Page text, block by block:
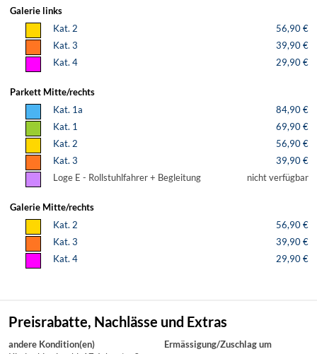
Galerie links
Kat. 2
56,90 €
Kat. 3
39,90 €
Kat. 4
29,90 €
Parkett Mitte/rechts
Kat. 1a
84,90 €
Kat. 1
69,90 €
Kat. 2
56,90 €
Kat. 3
39,90 €
Loge E - Rollstuhlfahrer + Begleitung
nicht verfügbar
Galerie Mitte/rechts
Kat. 2
56,90 €
Kat. 3
39,90 €
Kat. 4
29,90 €
Preisrabatte, Nachlässe und Extras
andere Kondition(en)
Ermässigung/Zuschlag um